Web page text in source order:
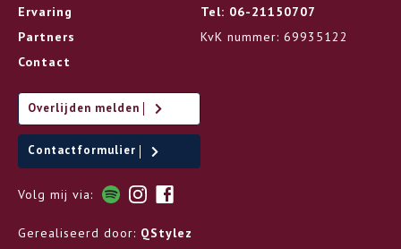
Ervaring
Partners
Contact
Tel: 06-21150707
KvK nummer: 69935122
Overlijden melden
Contactformulier
Volg mij via:
Gerealiseerd door: QStylez